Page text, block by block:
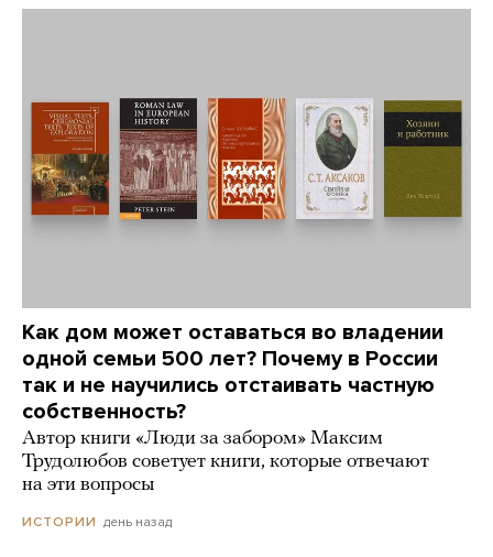
Как дом может оставаться во владении
одной семьи 500 лет? Почему в России
так и не научились отстаивать частную
собственность?
Автор книги «Люди за забором» Максим
Трудолюбов советует книги, которые отвечают
на эти вопросы
ИСТОРИИ день назад